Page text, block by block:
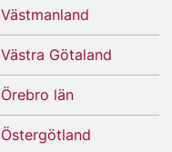
Västmanland
Västra Götaland
Örebro län
Östergötland